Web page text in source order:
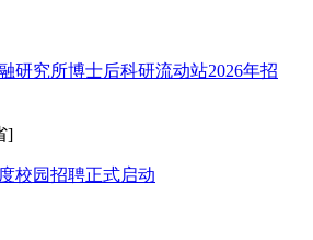
研究所博士后科研流动站2026年招
]
校园招聘正式启动